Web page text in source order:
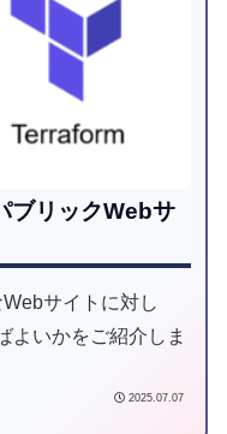
ブリックWebサ
サイトに対し
よいかをご紹介しま
2025.07.07